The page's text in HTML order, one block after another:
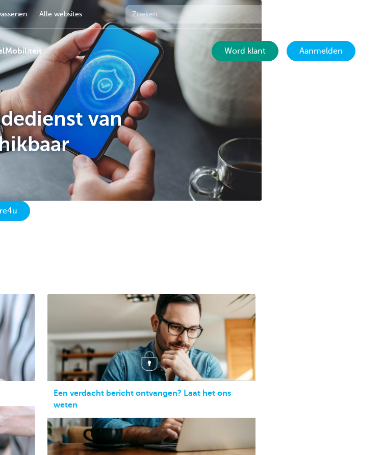
Alle websites
Mobiliteit Word klant Aanmelden
van
Een verdacht bericht ontvangen? Laat het ons
weten